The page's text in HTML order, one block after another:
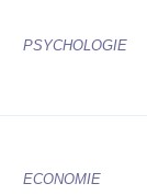
PSYCHOLOGIE
ECONOMIE